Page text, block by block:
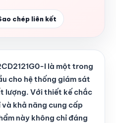
chép liên kết
I là một trong
cho hệ thống giám sát
lượng. Với thiết kế chắc
khả năng cung cấp
này không chỉ đáng